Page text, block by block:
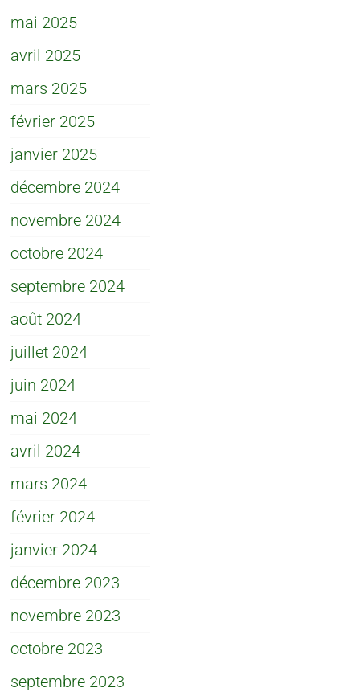
mai 2025
avril 2025
mars 2025
février 2025
janvier 2025
décembre 2024
novembre 2024
octobre 2024
septembre 2024
août 2024
juillet 2024
juin 2024
mai 2024
avril 2024
mars 2024
février 2024
janvier 2024
décembre 2023
novembre 2023
octobre 2023
septembre 2023